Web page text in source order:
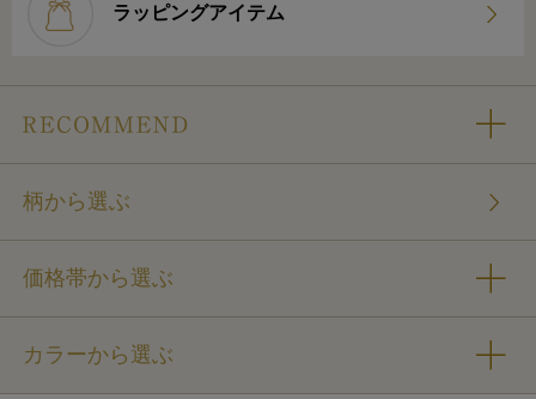
ラッピングアイテム
柄から選ぶ
価格帯から選ぶ
カラーから選ぶ